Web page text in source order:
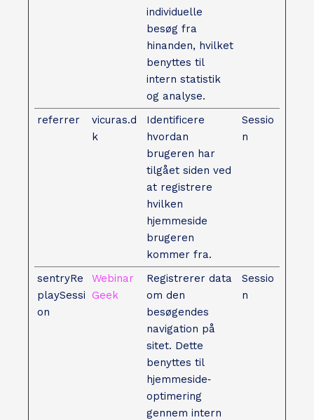
individuelle
besøg fra
hinanden, hvilket
benyttes til
intern statistik
og analyse.
referrer
vicuras.d
k
Identificere
hvordan
brugeren har
tilgået siden ved
at registrere
hvilken
hjemmeside
brugeren
kommer fra.
Sessio
n
sentryRe
playSessi
on
Webinar
Geek
Registrerer data
om den
besøgendes
navigation på
sitet. Dette
benyttes til
hjemmeside‐
optimering
gennem intern
Sessio
n